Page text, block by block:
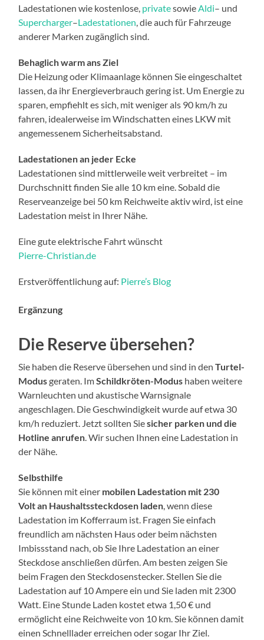
Ladestationen wie kostenlose, privatesowie Aldi– und
Supercharger–Ladestationen , die auch für Fahrzeuge
anderer Marken zugänglich sind.
Behaglich warm ans Ziel
Die Heizung oder Klimaanlage können Sie eingeschaltet
lassen, da ihr Energieverbrauch gering ist. Um Energie zu
sparen, empfiehlt es sich, mit weniger als 90 km/h zu
fahren, idealerweise im Windschatten eines LKW mit
angemessenem Sicherheitsabstand.
Ladestationen an jeder Ecke
Ladestationen sind mittlerweile weit verbreitet – im
Durchschnitt finden Sie alle 10 km eine. Sobald die
Reserveanzeige bei 50 km Reichweite aktiv wird, ist eine
Ladestation meist in Ihrer Nähe.
Eine gute elektrische Fahrt wünscht
Pierre-Christian.de
Erstveröffentlichung auf: Pierre’s Blog
Ergänzung
Die Reserve übersehen?
Sie haben die Reserve übersehen und sind in denTurtel-
Modusgeraten. ImSchildkröten-Modus haben weitere
Warnleuchten und akustische Warnsignale
angeschlagen. Die Geschwindigkeit wurde auf etwa 30
km/h reduziert. Jetzt sollten Siesicher parken und die
Hotline anrufen . Wir suchen Ihnen eine Ladestation in
der Nähe.
Selbsthilfe
Sie können mit einer mobilen Ladestation mit 230
Voltan Haushaltssteckdosen laden , wenn diese
Ladestation im Kofferraum ist. Fragen Sie einfach
freundlich am nächsten Haus oder beim nächsten
Imbissstand nach, ob Sie Ihre Ladestation an einer
Steckdose anschließen dürfen. Am besten zeigen Sie
beim Fragen den Steckdosenstecker. Stellen Sie die
Ladestation auf 10 Ampere ein und Sie laden mit 2300
Watt. Eine Stunde Laden kostet etwa 1,50 € und
ermöglicht eine Reichweite von 10 km. Sie können damit
einen Schnelllader erreichen oder sogar Ihr Ziel.